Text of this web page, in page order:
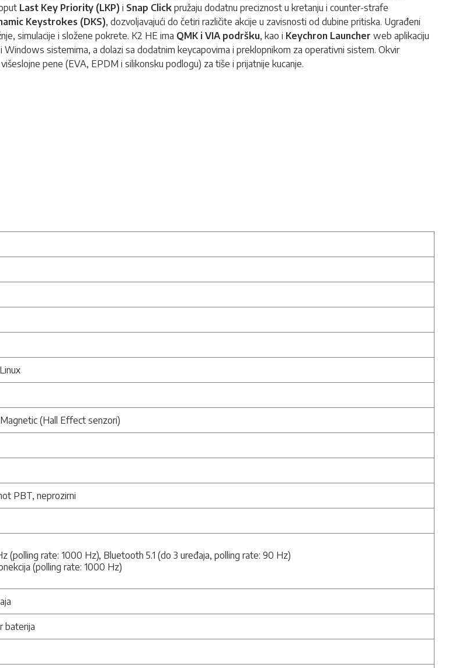
Last Key Priority (LKP) i Snap Click pružaju dodatnu preciznost u kretanju i counter-strafe
Keystrokes (DKS), dozvoljavajući do četiri različite akcije u zavisnosti od dubine pritiska. Ugrađeni
simulacije i složene pokrete. K2 HE ima QMK i VIA podršku, kao i Keychron Launcher web aplikaciju
sistemima, a dolazi sa dodatnim keycapovima i preklopnikom za operativni sistem. Okvir
pene (EVA, EPDM i silikonsku podlogu) za tiše i prijatnije kucanje.
(Hall Effect senzori)
PBT, neprozirni
(polling rate: 1000 Hz), Bluetooth 5.1 (do 3 uređaja, polling rate: 90 Hz)
(polling rate: 1000 Hz)
baterija